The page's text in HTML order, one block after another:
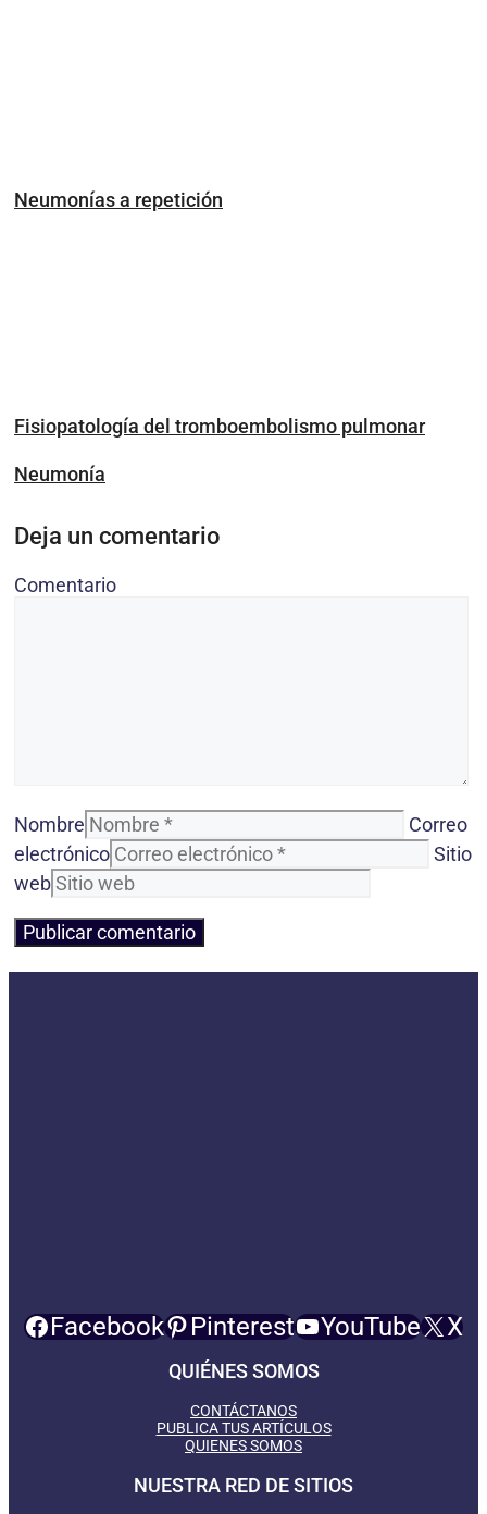
Neumonías a repetición
Fisiopatología del tromboembolismo pulmonar
Neumonía
Deja un comentario
Comentario
Nombre
Correo
electrónico
Sitio
web
Facebook Pinterest YouTube X
QUIÉNES SOMOS
CONTÁCTANOS
PUBLICA TUS ARTÍCULOS
QUIENES SOMOS
NUESTRA RED DE SITIOS